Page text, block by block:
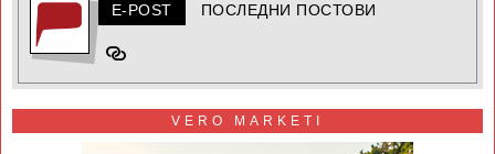
E-POST ПОСЛЕДНИ ПОСТОВИ
VERO MARKETI